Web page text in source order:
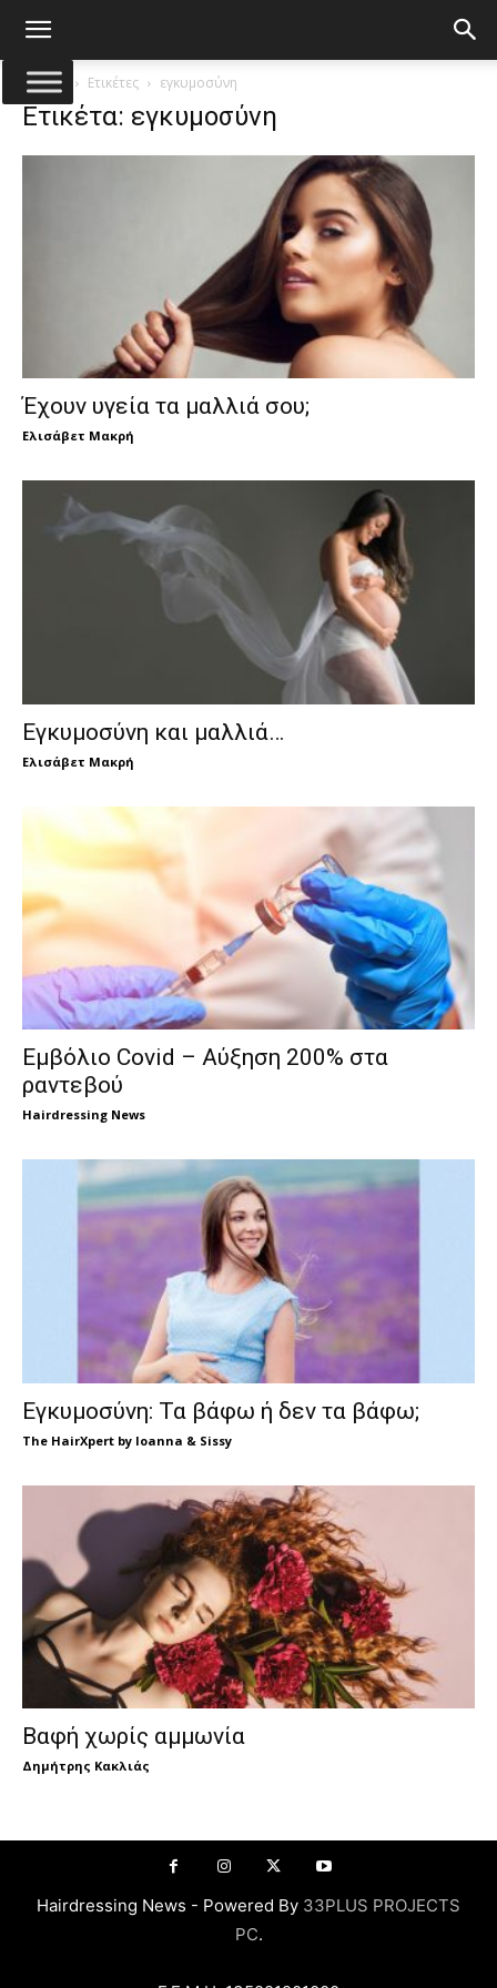
Αρχική Ετικέτες εγκυμοσύνη
Ετικέτα: εγκυμοσύνη
Έχουν υγεία τα μαλλιά σου;
Ελισάβετ Μακρή
Εγκυμοσύνη και μαλλιά…
Ελισάβετ Μακρή
Εμβόλιο Covid – Αύξηση 200% στα
ραντεβού
Hairdressing News
Εγκυμοσύνη: Τα βάφω ή δεν τα βάφω;
The HairXpert by Ioanna & Sissy
Βαφή χωρίς αμμωνία
Δημήτρης Κακλιάς
Hairdressing News - Powered By 33PLUS PROJECTS
PC.